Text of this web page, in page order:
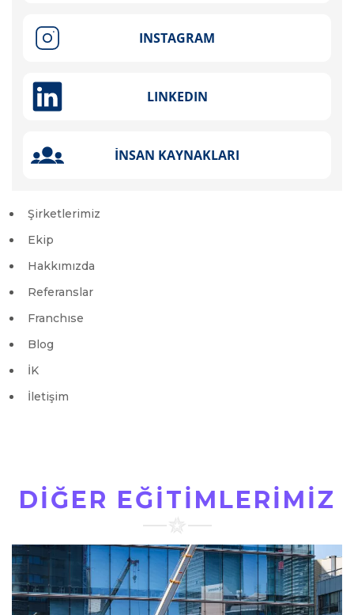
Şirketlerimiz
Ekip
Hakkımızda
Referanslar
Franchıse
Blog
İK
İletişim
DİĞER EĞİTİMLERİMİZ